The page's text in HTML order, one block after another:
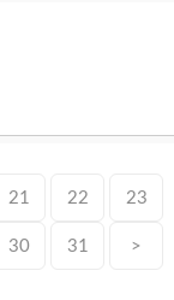
21 22 23
30 31 >